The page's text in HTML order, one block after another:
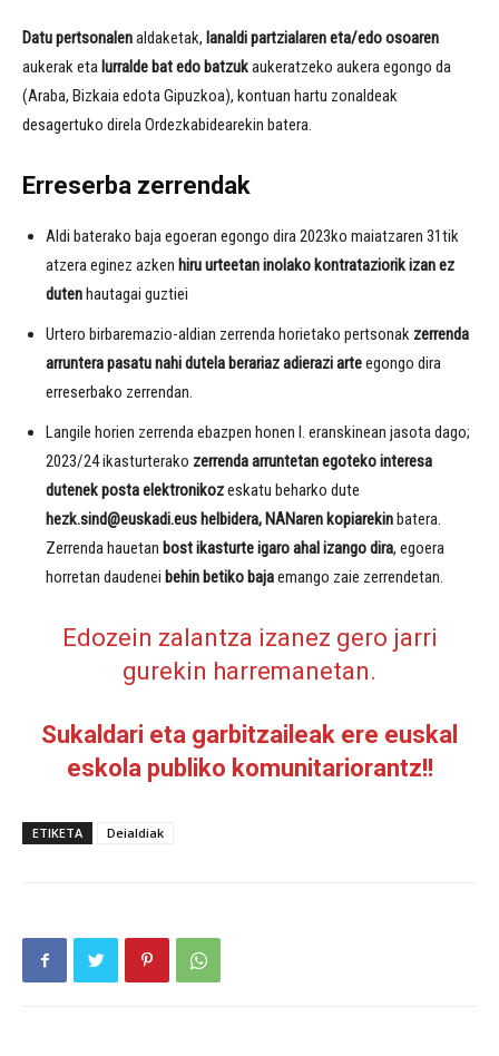
Datu pertsonalenaldaketak, lanaldi partzialaren eta/edo osoaren
aukerak eta lurralde bat edo batzukaukeratzeko aukera egongo da
(Araba, Bizkaia edota Gipuzkoa), kontuan hartu zonaldeak
desagertuko direla Ordezkabidearekin batera.
Erreserba zerrendak
Aldi baterako baja egoeran egongo dira 2023ko maiatzaren 31tik
atzera eginez azken hiru urteetan inolako kontrataziorik izan ez
dutenhautagai guztiei
Urtero birbaremazio-aldian zerrenda horietako pertsonak zerrenda
arruntera pasatu nahi dutela berariaz adieraziarteegongo dira
erreserbako zerrendan.
Langile horien zerrenda ebazpen honen I. eranskinean jasota dago;
2023/24 ikasturterako zerrenda arruntetan egoteko interesa
dutenek posta elektronikozeskatu beharko dute
hezk.sind@euskadi.eus helbidera, NANaren kopiarekinbatera.
Zerrenda hauetan bost ikasturte igaro ahal izango dira, egoera
horretan daudenei behin betiko bajaemango zaie zerrendetan.
Edozein zalantza izanez gero jarri
gurekin harremanetan.
Sukaldari eta garbitzaileak ere euskal
eskola publiko komunitariorantz!!
ETIKETA Deialdiak